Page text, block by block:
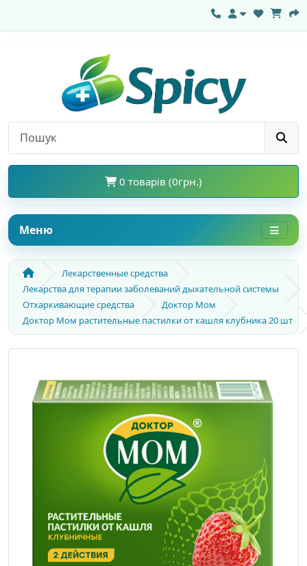
0 товарів (0грн.)
Меню
Лекарственные средства
Лекарства для терапии заболеваний дыхательной системы
Отхаркивающие средства
Доктор Мом
Доктор Мом растительные пастилки от кашля клубника 20 шт